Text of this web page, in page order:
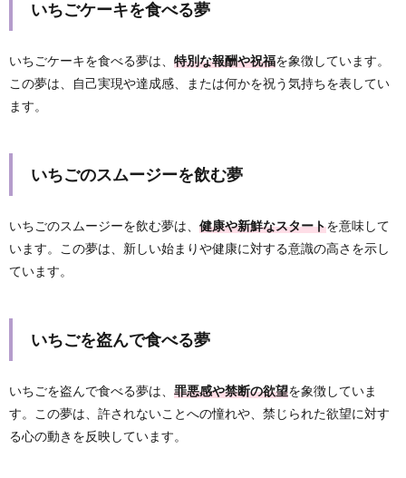
いちごケーキを食べる夢
いちごケーキを食べる夢は、 特別な報酬や祝福を象徴しています。
この夢は、自己実現や達成感、または何かを祝う気持ちを表してい
ます。
いちごのスムージーを飲む夢
いちごのスムージーを飲む夢は、 健康や新鮮なスタートを意味して
います。この夢は、新しい始まりや健康に対する意識の高さを示し
ています。
いちごを盗んで食べる夢
いちごを盗んで食べる夢は、 罪悪感や禁断の欲望を象徴していま
す。この夢は、許されないことへの憧れや、禁じられた欲望に対す
る心の動きを反映しています。